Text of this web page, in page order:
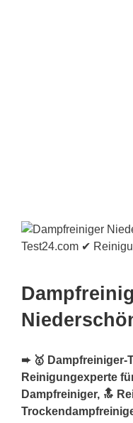
➨ 🥇 Dampfreiniger-
Reinigungexperte
Dampfreiniger, 🔝